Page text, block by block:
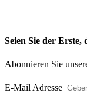
Seien Sie der Erste,
Abonnieren Sie
E-Mail Adresse